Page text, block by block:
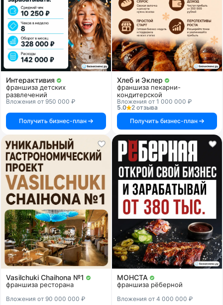
Интерактивия
франшиза детских
развлечений
Вложения от 950 000 ₽
Получить бизнес-план
Хлеб и Эклер
франшиза пекарни-
кондитерской
Вложения от 1 000 000 ₽
5.0
2 отзыва
Получить бизнес-план
Vasilchuki Chaihona №1
франшиза ресторана
Вложения от 90 000 000 ₽
МОНСТА
франшиза рёберной
Вложения от 4 000 000 ₽